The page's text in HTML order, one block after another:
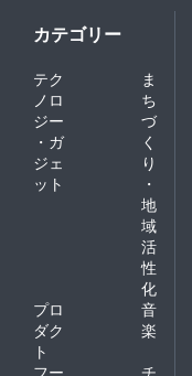
カテゴリー
テク
ノロ
ジー
・ガ
ジェ
ット
ま
ち
づ
く
り
・
地
域
活
性
化
プロ
ダク
ト
音
楽